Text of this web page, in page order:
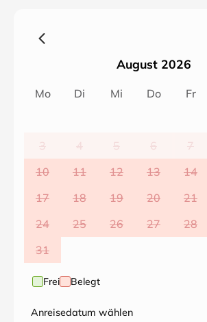
August 2026
Mo Di Mi Do Fr
3
4 5 6 7
10
11 12 13 14
17
18 19 20 21
24
25 26 27 28
31
Frei Belegt
Anreisedatum wählen